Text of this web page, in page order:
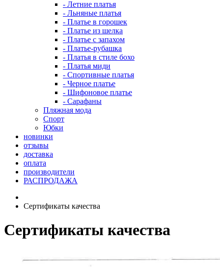
- Летние платья
- Льняные платья
- Платье в горошек
- Платье из шелка
- Платье с запахом
- Платье-рубашка
- Платья в стиле бохо
- Платья миди
- Спортивные платья
- Черное платье
- Шифоновое платье
- Сарафаны
Пляжная мода
Спорт
Юбки
новинки
отзывы
доставка
оплата
производители
РАСПРОДАЖА
Сертификаты качества
Сертификаты качества